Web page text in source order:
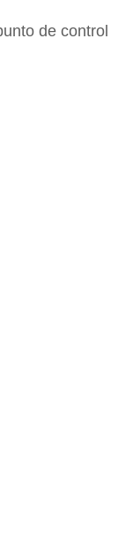
de control